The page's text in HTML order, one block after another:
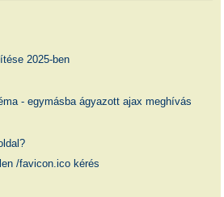
2025-ben
- egymásba ágyazott ajax meghívás
/favicon.ico kérés